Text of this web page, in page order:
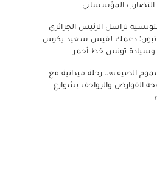
المؤسساتي
تراسل الرئيس الجزائري
تبون: دعمك لقيس سعيد يكرس
وسيادة تونس خط أحمر
الصيف».. رحلة ميدانية مع
القوارض والزواحف بشوارع